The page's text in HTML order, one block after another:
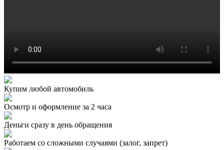
Купим любой автомобиль
Осмотр и оформление за 2 часа
Деньги сразу в день обращения
Работаем со сложными случаями (залог, запрет)